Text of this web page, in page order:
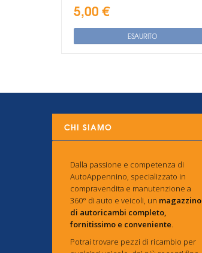
5,00 €
ESAURITO
CHI SIAMO
Dalla passione e competenza di
AutoAppennino, specializzato in
compravendita e manutenzione a
360° di auto e veicoli, un magazzino
di autoricambi completo,
fornitissimo e conveniente.
Potrai trovare pezzi di ricambio per